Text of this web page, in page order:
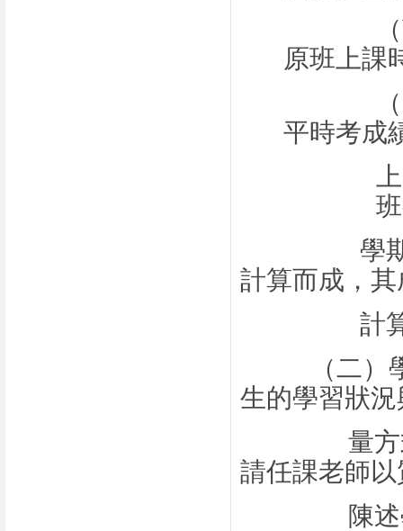
原班上課
平時考成
學
計算而成，
計
（二
生的學習狀
量
請任課老師
陳